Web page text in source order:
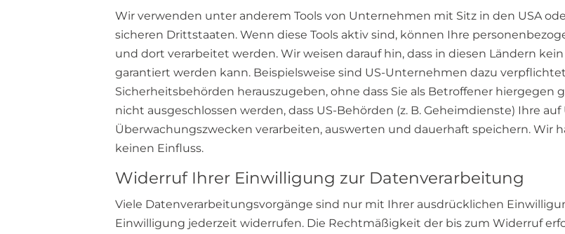
Wir verwenden unter anderem Tools von Unternehmen mit Sitz in den USA
sicheren Drittstaaten. Wenn diese Tools aktiv sind, können Ihre
und dort verarbeitet werden. Wir weisen darauf hin, dass in diesen Ländern
garantiert werden kann. Beispielsweise sind US-Unternehmen dazu
Sicherheitsbehörden herauszugeben, ohne dass Sie als Betroffener
nicht ausgeschlossen werden, dass US-Behörden (z. B. Geheimdienste) Ihre
Überwachungszwecken verarbeiten, auswerten und dauerhaft speichern. Wir
keinen Einfluss.
Widerruf Ihrer Einwilligung zur Datenverarbeitung
Viele Datenverarbeitungsvorgänge sind nur mit Ihrer ausdrücklichen
Einwilligung jederzeit widerrufen. Die Rechtmäßigkeit der bis zum Widerruf